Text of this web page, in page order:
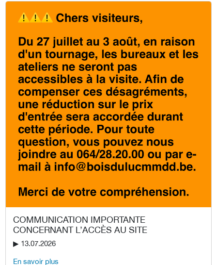
COMMUNICATION IMPORTANTE
CONCERNANT L’ACCÈS AU SITE
▶︎ 13.07.2026
En savoir plus